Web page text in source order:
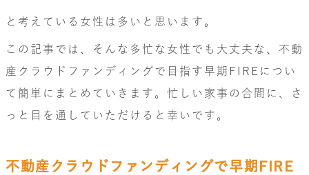
と考えている女性は多いと思います。
この記事では、そんな多忙な女性でも大丈夫な、不動
産クラウドファンディングで目指す早期FIREについ
て簡単にまとめていきます。忙しい家事の合間に、さ
っと目を通していただけると幸いです。
不動産クラウドファンディングで早期FIRE